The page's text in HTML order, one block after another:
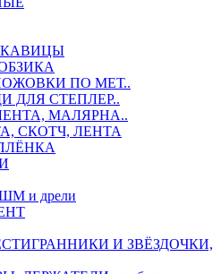
ПО МЕТ..
ДЛЯ СТЕПЛЕР..
МАЛЯРНА..
СКОТЧ, ЛЕНТА
и дрели
И ЗВЁЗДОЧКИ,